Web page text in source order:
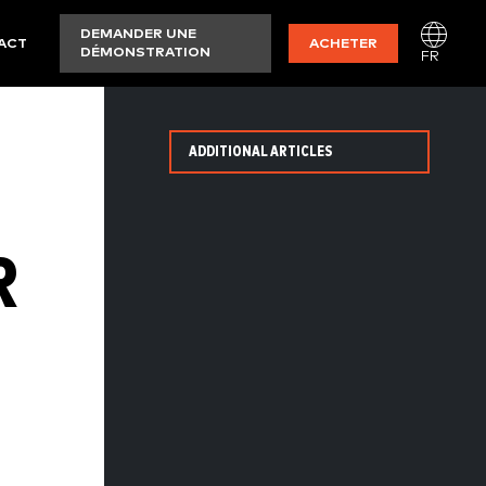
DEMANDER UNE
DÉMONSTRATION
ACHETER
FR
ADDITIONAL ARTICLES